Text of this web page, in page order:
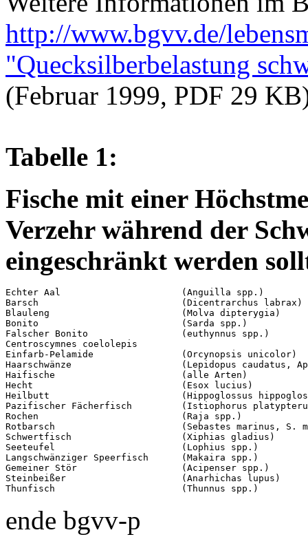
http://www.bgvv.de/
"Quecksilberbelastung
(Februar 1999, PDF 29
Tabelle 1:
Fische mit einer
Verzehr während der
eingeschränkt werden
Echter Aal                      (Anguilla spp.)
Barsch                          (Dicentrarchus labrax)
Blauleng                        (Molva dipterygia)
Bonito                          (Sarda spp.)
Falscher Bonito                 (euthynnus spp.)
Centroscymnes coelolepis
Einfarb-Pelamide                (Orcynopsis unicolor)
Haarschwänze                    (Lepidopus caudatus,
Haifische                       (alle Arten)
Hecht                           (Esox lucius)
Heilbutt                        (Hippoglossus
Pazifischer Fächerfisch         (Istiophorus
Rochen                          (Raja spp.)
Rotbarsch                       (Sebastes marinus, S.
Schwertfisch                    (Xiphias gladius)
Seeteufel                       (Lophius spp.)
Langschwänziger Speerfisch      (Makaira spp.)
Gemeiner Stör                   (Acipenser spp.)
Steinbeißer                     (Anarhichas lupus)
Thunfisch                       (Thunnus spp.)
ende bgvv-p